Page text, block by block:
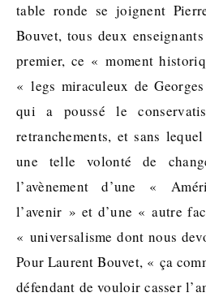
table ronde se joignent
Bouvet, tous deux
premier, ce « moment
« legs miraculeux de
qui a poussé le
retranchements, et sans
une telle volonté de
l’avènement d’une «
l’avenir » et d’une « autre
« universalisme dont nous
Pour Laurent Bouvet, « ça
défendant de vouloir casser